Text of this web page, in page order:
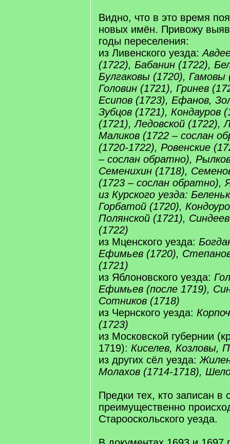
Видно, что в это время
новых имён. Привожу
годы переселения:
из Ливенского уезда:
(1722), Бабанин (1722),
Булгаковы (1720), Гамовы
Головин (1721), Гринев
Есипов (1723), Ефанов,
Зубцов (1721), Кондауров
(1721), Ледовской (1722),
Маликов (1722 – сослан
(1720-1722), Ровенские
– сослан обратно),
Семенихин (1718),
(1723 – сослан обратно),
из Курского уезда:
Горбатой (1720),
Полянской (1721),
(1722)
из Мценского уезда:
Ефимьев (1720),
(1721)
из Яблоновского уезда:
Ефимьев (после 1719),
Сотников (1718)
из Чернского уезда:
(1723)
из Московской губернии
1719): Киселев, Козловы,
из других сёл уезда:
Молахов (1714-1718),
Предки тех, кто записан в
преимущественно
Старооскольского уезда.